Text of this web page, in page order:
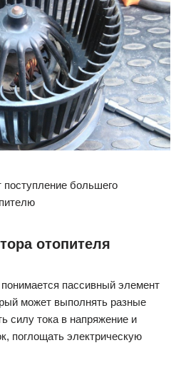
поступление большего
отопителя
пассивный элемент
может выполнять разные
силу тока в напряжение и
поглощать электрическую